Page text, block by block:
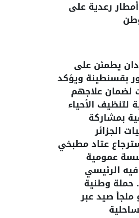
رعدية على
يطمئن على
بقسنطينة ويؤكد
لضمان علاجهم
لتنظيف الأحياء
بمشاركة
الجزائر
عتاد مطبخي
عمومية
الرئيسي
حملة وطنية
و ملجأ صيد عبر